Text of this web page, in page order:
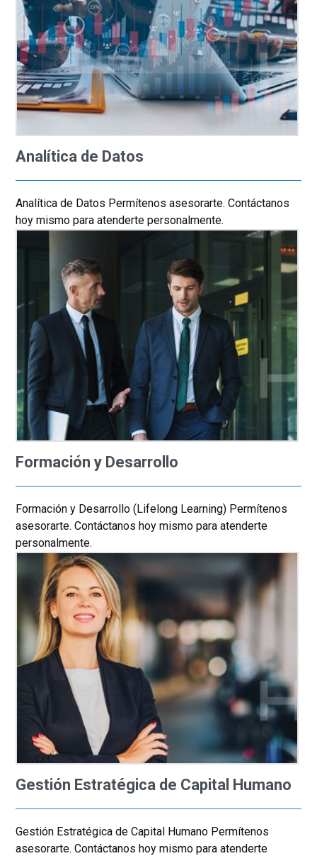
Analítica de Datos
Analítica de Datos Permítenos asesorarte. Contáctanos
hoy mismo para atenderte personalmente.
Formación y Desarrollo
Formación y Desarrollo (Lifelong Learning) Permítenos
asesorarte. Contáctanos hoy mismo para atenderte
personalmente.
Gestión Estratégica de Capital Humano
Gestión Estratégica de Capital Humano Permítenos
asesorarte. Contáctanos hoy mismo para atenderte